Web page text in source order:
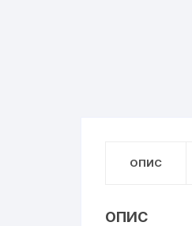
ОПИС
ОПИС